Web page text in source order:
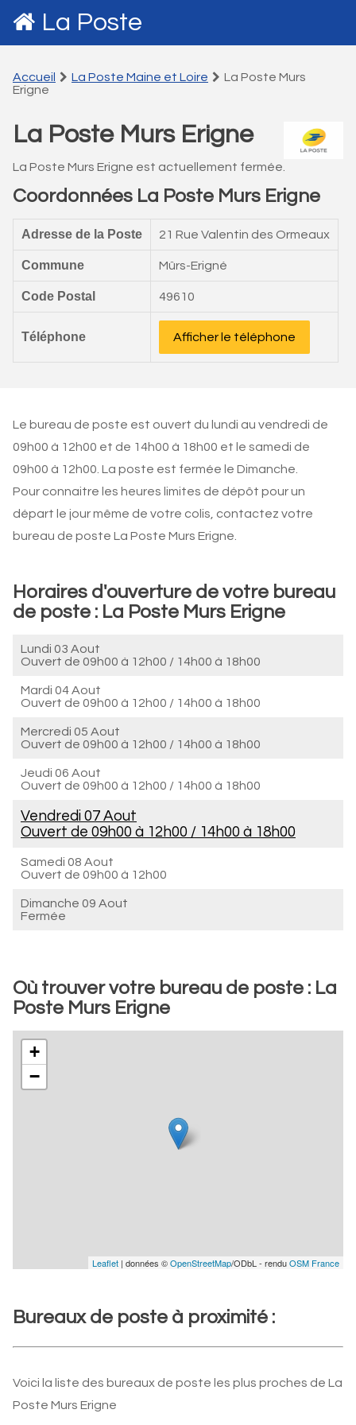
La Poste
Accueil La Poste Maine et Loire
La Poste Murs
Erigne
La Poste Murs Erigne
La Poste Murs Erigne est actuellement fermée.
Coordonnées La Poste Murs Erigne
Adresse de la Poste 21 Rue Valentin des Ormeaux
Commune Mûrs-Erigné
Code Postal 49610
Téléphone Afficher le téléphone
Le bureau de poste est ouvert du lundi au vendredi de
09h00 à 12h00 et de 14h00 à 18h00 et le samedi de
09h00 à 12h00. La poste est fermée le Dimanche.
Pour connaitre les heures limites de dépôt pour un
départ le jour même de votre colis, contactez votre
bureau de poste La Poste Murs Erigne.
Horaires d'ouverture de votre bureau
de poste : La Poste Murs Erigne
Lundi 03 Aout
Ouvert de 09h00 à 12h00 / 14h00 à 18h00
Mardi 04 Aout
Ouvert de 09h00 à 12h00 / 14h00 à 18h00
Mercredi 05 Aout
Ouvert de 09h00 à 12h00 / 14h00 à 18h00
Jeudi 06 Aout
Ouvert de 09h00 à 12h00 / 14h00 à 18h00
Vendredi 07 Aout
Ouvert de 09h00 à 12h00 / 14h00 à 18h00
Samedi 08 Aout
Ouvert de 09h00 à 12h00
Dimanche 09 Aout
Fermée
Où trouver votre bureau de poste : La
Poste Murs Erigne
+
−
Leaflet | données ©OpenStreetMap/ODbL - renduOSM France
Bureaux de poste à proximité :
Voici la liste des bureaux de poste les plus proches de La
Poste Murs Erigne